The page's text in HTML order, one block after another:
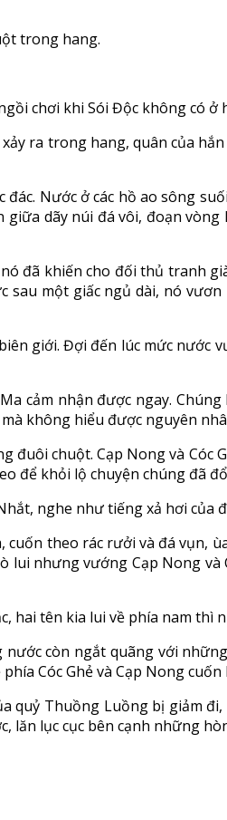
trong hang.
chơi khi Sói Độc không có
ra trong hang, quân của
Nước ở các hồ ao sông
dãy núi đá vôi, đoạn vòng
đã khiến cho đối thủ tranh
một giấc ngủ dài, nó
giới. Đợi đến lúc mức nước
cảm nhận được ngay.
không hiểu được nguyên
chuột. Cạp Nong và Cóc
để khỏi lộ chuyện chúng đã
nghe như tiếng xả hơi của
theo rác rưởi và đá vụn,
nhưng vướng Cạp Nong và
hai tên kia lui về phía nam
còn ngắt quãng với
Cóc Ghẻ và Cạp Nong
Thuồng Luồng bị giảm
lăn lục cục bên cạnh những